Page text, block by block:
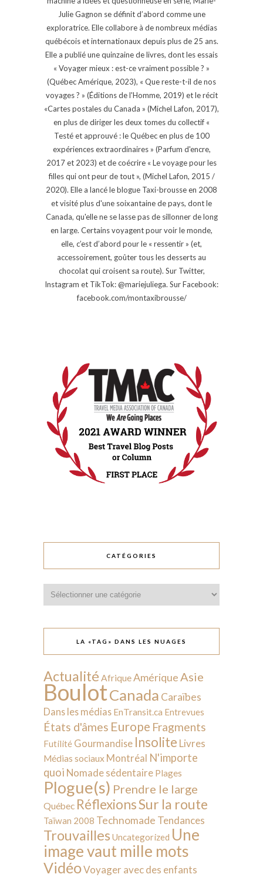
Julie Gagnon se définit d’abord comme une
exploratrice. Elle collabore à de nombreux médias
québécois et internationaux depuis plus de 25 ans.
Elle a publié une quinzaine de livres, dont les essais
« Voyager mieux : est-ce vraiment possible ? »
(Québec Amérique, 2023), « Que reste-t-il de nos
voyages ? » (Éditions de l'Homme, 2019) et le récit
«Cartes postales du Canada » (Michel Lafon, 2017),
en plus de diriger les deux tomes du collectif «
Testé et approuvé : le Québec en plus de 100
expériences extraordinaires » (Parfum d'encre,
2017 et 2023) et de coécrire « Le voyage pour les
filles qui ont peur de tout », (Michel Lafon, 2015 /
2020). Elle a lancé le blogue Taxi-brousse en 2008
et visité plus d'une soixantaine de pays, dont le
Canada, qu'elle ne se lasse pas de sillonner de long
en large. Certains voyagent pour voir le monde,
elle, c’est d’abord pour le « ressentir » (et,
accessoirement, goûter tous les desserts au
chocolat qui croisent sa route). Sur Twitter,
Instagram et TikTok: @mariejuliega. Sur Facebook:
facebook.com/montaxibrousse/
CATÉGORIES
LA «TAG» DANS LES NUAGES
Actualité AfriqueAmérique Asie
BoulotCanada Caraïbes
Dans les médias EnTransit.ca Entrevues
États d'âmes Europe Fragments
Futilité Gourmandise Insolite Livres
Médias sociaux Montréal N'importe
quoi Nomade sédentaire Plages
Plogue(s) Prendre le large
Québec RéflexionsSur la route
Taïwan 2008 Technomade Tendances
Trouvailles Uncategorized Une
image vaut mille mots
VidéoVoyager avec des enfants